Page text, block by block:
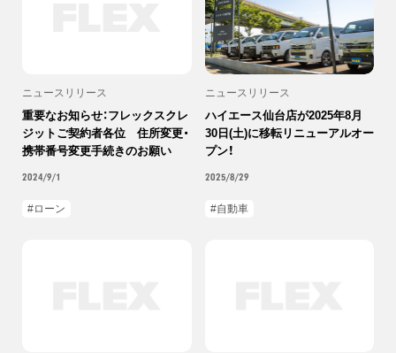
ニュースリリース
重要なお知らせ：フレックスクレ
ジットご契約者各位 住所変更・
携帯番号変更手続きのお願い
2024/9/1
ローン
ニュースリリース
ハイエース仙台店が2025年8月
30日(土)に移転リニューアルオー
プン！
2025/8/29
自動車